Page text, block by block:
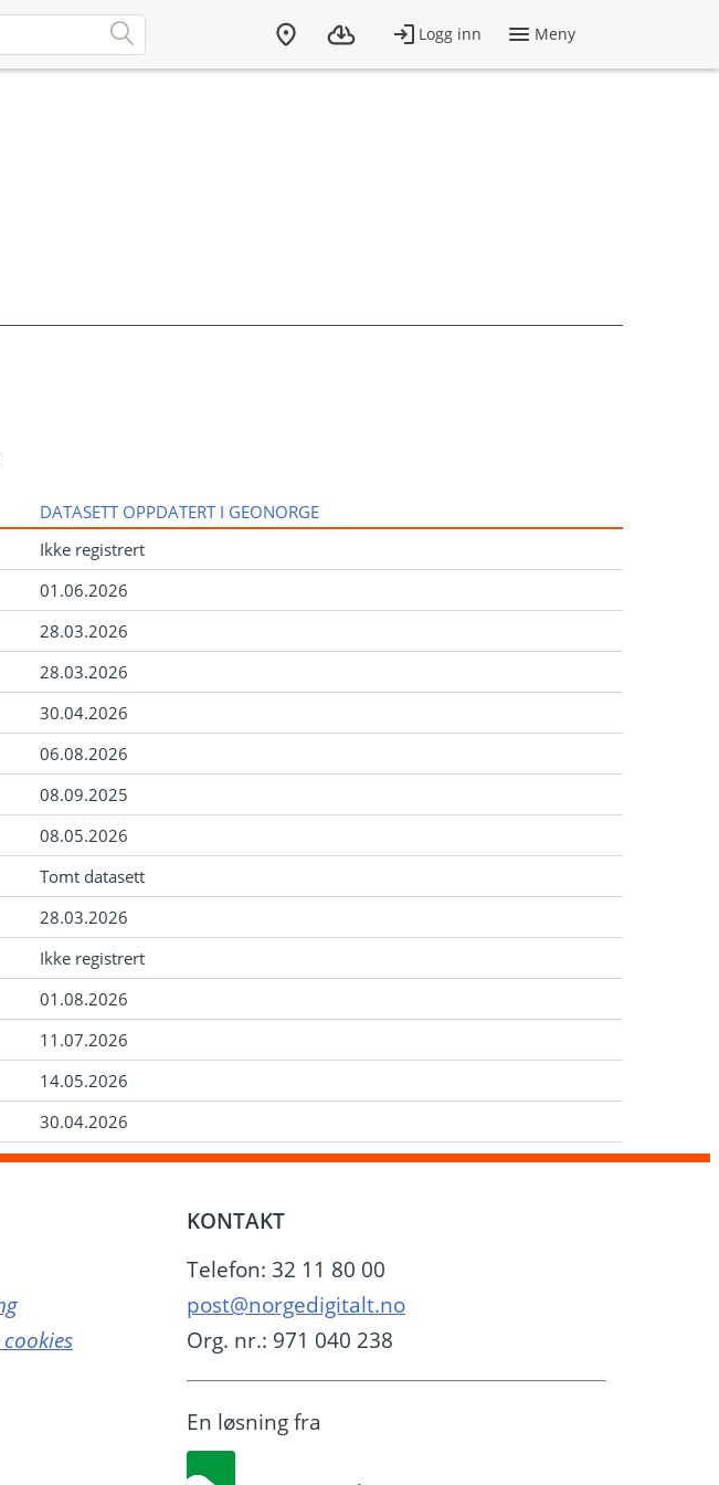
DATASETT OPPDATERT I GEONORGE
Ikke registrert
01.06.2026
28.03.2026
28.03.2026
30.04.2026
06.08.2026
08.09.2025
08.05.2026
Tomt datasett
28.03.2026
Ikke registrert
01.08.2026
11.07.2026
14.05.2026
30.04.2026